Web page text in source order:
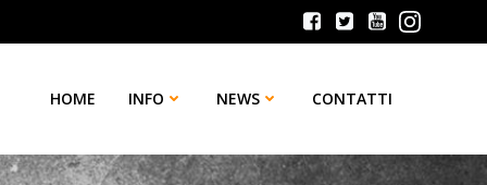
HOME INFO NEWS CONTATTI